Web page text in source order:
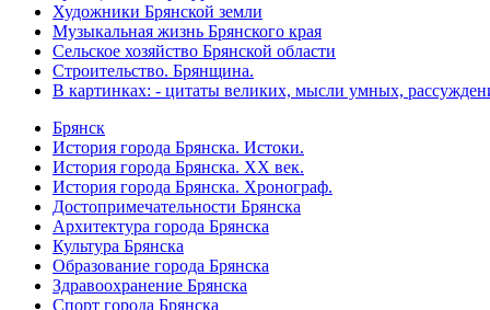
Художники Брянской земли
Музыкальная жизнь Брянского края
Сельское хозяйство Брянской области
Строительство. Брянщина.
В картинках: - цитаты великих, мысли умных,
Брянск
История города Брянска. Истоки.
История города Брянска. XX век.
История города Брянска. Хронограф.
Достопримечательности Брянска
Архитектура города Брянска
Культура Брянска
Образование города Брянска
Здравоохранение Брянска
Спорт города Брянска